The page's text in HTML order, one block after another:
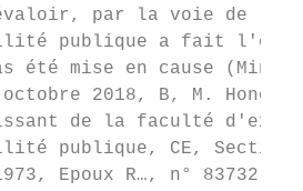
par la voie de
publique a fait
été mise en cause
octobre 2018, B, M.
de la faculté
publique, CE, Section,
Epoux R…, n°